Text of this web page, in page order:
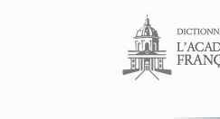
Aller au